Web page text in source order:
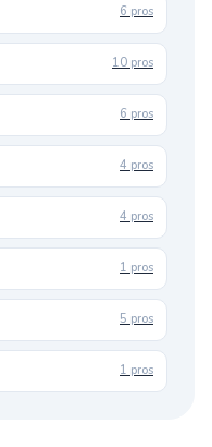
6 pros
10 pros
6 pros
4 pros
4 pros
1 pros
5 pros
1 pros